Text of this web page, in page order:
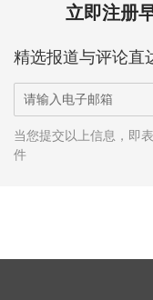
立即注册
精选报道与评论直
当您提交以上信息，即
件